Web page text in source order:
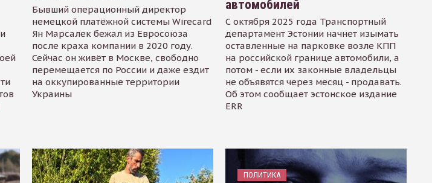
Бывший операционный директор
немецкой платёжной системы Wirecard
Ян Марсалек бежал из Евросоюза
после краха компании в 2020 году.
Сейчас он живёт в Москве, свободно
перемещается по России и даже ездит
на оккупированные территории
Украины
автомобилей
С октября 2025 года Транспортный
департамент Эстонии начнет изымать
оставленные на парковке возле КПП
на российской границе автомобили, а
потом - если их законные владельцы
не объявятся через месяц - продавать.
Об этом сообщает эстонское издание
ERR
ПОЛИТИКА